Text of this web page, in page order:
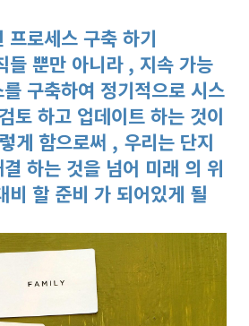
프로세스 구축 하기
들 뿐만 아니라 , 지속 가능
구축하여 정기적으로 시스
토 하고 업데이트 하는 것이
게 함으로써 , 우리는 단지
하는 것을 넘어 미래 의 위
비 할 준비 가 되어있게 될